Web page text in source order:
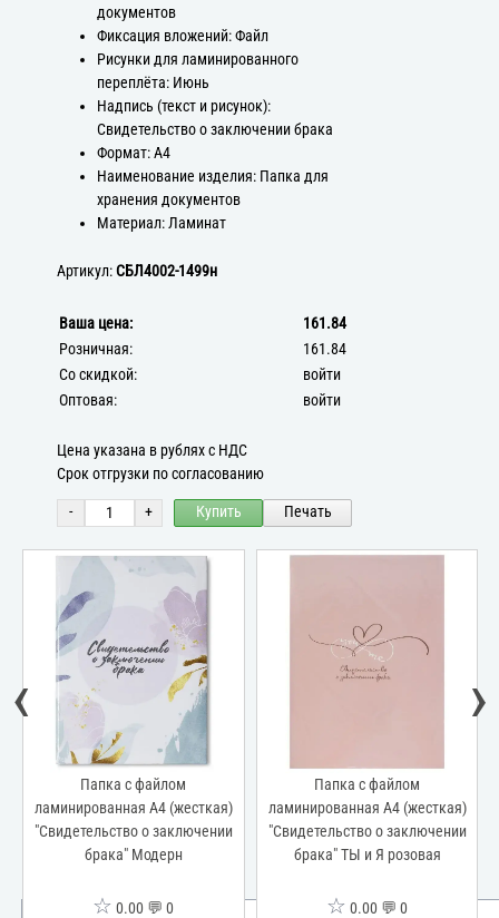
документов
Фиксация вложений: Файл
Рисунки для ламинированного
переплёта: Июнь
Надпись (текст и рисунок):
Свидетельство о заключении брака
Формат: А4
Наименование изделия: Папка для
хранения документов
Материал: Ламинат
Артикул:СБЛ4002-1499н
Ваша цена:
161.84
Розничная:
161.84
Со скидкой:
войти
Оптовая:
войти
Цена указана в рублях с НДС
Срок отгрузки по согласованию
- + Купить Печать
Папка с файлом
ламинированная А4 (жесткая)
"Свидетельство о заключении
брака" Модерн
☆ 0.00 💬 0
Папка с файлом
ламинированная А4 (жесткая)
"Свидетельство о заключении
брака" ТЫ и Я розовая
☆ 0.00 💬 0
‹ ›